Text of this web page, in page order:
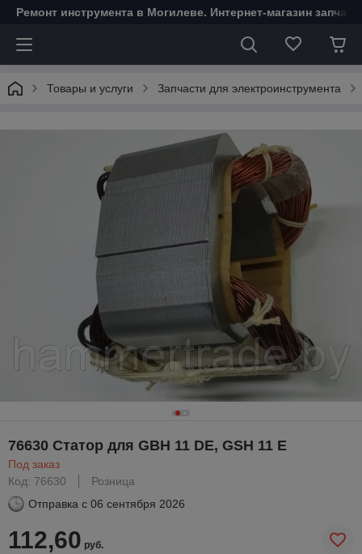
Ремонт инструмента в Могилеве. Интернет-магазин
Товары и услуги Запчасти для электроинструмента
76630 Статор для GBH 11 DE, GSH 11 E
Под заказ
Код: 76630
Розница
Отправка с 06 сентября 2026
112,60 руб.